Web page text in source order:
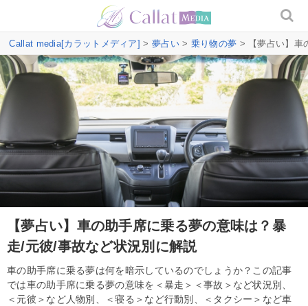
Callat media[カラットメディア] > 夢占い> 乗り物の夢 > 【夢占い】車
【夢占い】車の助手席に乗る夢の意味は？暴
走/元彼/事故など状況別に解説
車の助手席に乗る夢は何を暗示しているのでしょうか？この記事
では車の助手席に乗る夢の意味を＜暴走＞＜事故＞など状況別、
＜元彼＞など人物別、＜寝る＞など行動別、＜タクシー＞など車